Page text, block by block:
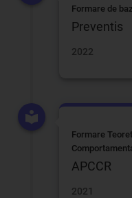
Formare de
Preventis
2022
Formare
APCCR
2021